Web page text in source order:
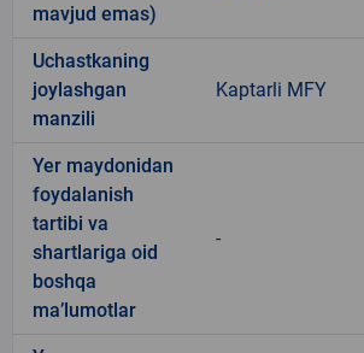
mavjud emas)
Uchastkaning
joylashgan
manzili
Kaptarli MFY
Yer maydonidan
foydalanish
tartibi va
shartlariga oid
boshqa
ma’lumotlar
-